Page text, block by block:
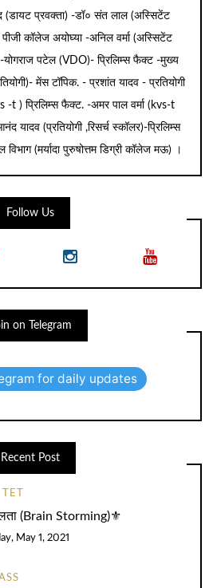
प्रवक्ता) -डॉ० संत लाल (अस्सिटेंट
कॉलेज अयोघ्या -अनिल वर्मा (अस्सिटेंट
योगराज पटेल (VDO)- प्रिलिम्स फैक्ट -मुख्य
मेंस टॉपिक. - प्रशांत यादव - प्रतियोगी
t ) प्रिलिम्स फैक्ट. -अमर पाल वर्मा (kvs-t
यादव (प्रतियोगी ,रिसर्च स्कॉलर)-प्रिलिम्स
(मर्यादा पुरुषोत्तम डिग्री कॉलेज मऊ) ।
Follow Us
on Telegram
for daily updates
Recent Post
TET
(Brain Storming)⚜️
May 1, 2021